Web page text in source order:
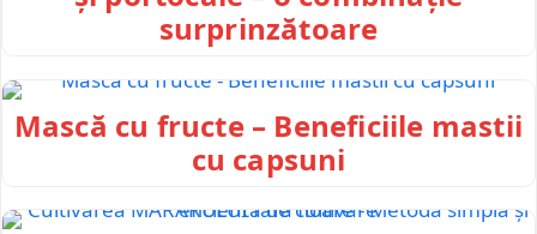
surprinzătoare
Mască cu fructe – Beneficiile mastii
cu capsuni